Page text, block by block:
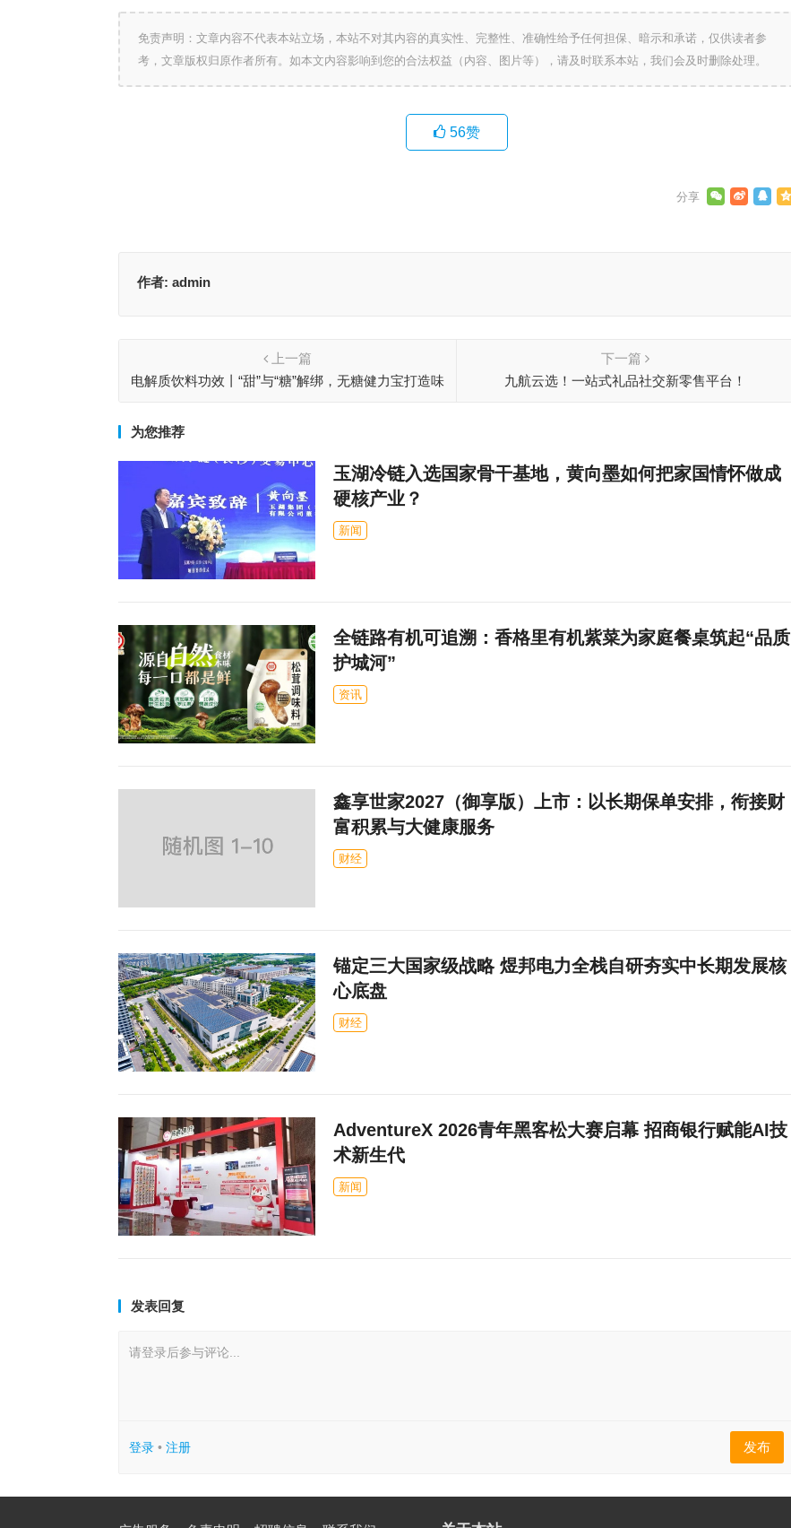
免责声明：文章内容不代表本站立场，本站不对其内容的真实性、完整性、准确性给予任何担保、暗示和承诺，仅供读者参
考，文章版权归原作者所有。如本文内容影响到您的合法权益（内容、图片等），请及时联系本站，我们会及时删除处理。
56赞
作者: admin
上一篇
电解质饮料功效丨“甜”与“糖”解绑，无糖健力宝打造味
下一篇
九航云选！一站式礼品社交新零售平台！
为您推荐
玉湖冷链入选国家骨干基地，黄向墨如何把家国情怀做成
硬核产业？
新闻
全链路有机可追溯：香格里有机紫菜为家庭餐桌筑起“品质
护城河”
资讯
鑫享世家2027（御享版）上市：以长期保单安排，衔接财
富积累与大健康服务
财经
锚定三大国家级战略 煜邦电力全栈自研夯实中长期发展核
心底盘
财经
AdventureX 2026青年黑客松大赛启幕 招商银行赋能AI技
术新生代
新闻
发表回复
请登录后参与评论...
登录 • 注册 发布